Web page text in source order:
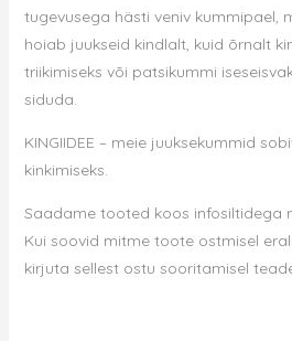
tugevusega hästi veniv kummipael,
hoiab juukseid kindlalt, kuid õrnalt
triikimiseks või patsikummi
siduda.
KINGIIDEE – meie juuksekummid
kinkimiseks.
Saadame tooted koos infosiltidega
Kui soovid mitme toote ostmisel
kirjuta sellest ostu sooritamisel